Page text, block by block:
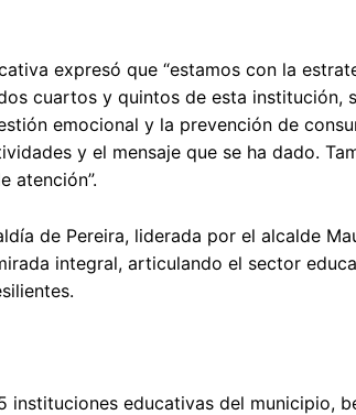
expresó que “estamos con la
cuartos y quintos de esta institución,
emocional y la prevención de
y el mensaje que se ha dado.
atención”.
de Pereira, liderada por el alcalde
integral, articulando el sector
instituciones educativas del municipio,